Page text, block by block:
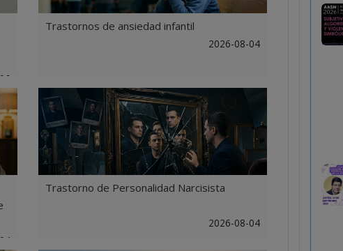
Trastornos de ansiedad infantil
2026-08-04
Trastorno de Personalidad Narcisista
2026-08-04